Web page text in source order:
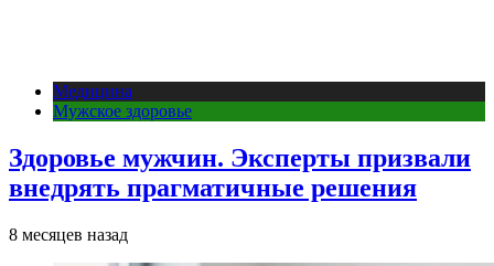
Медицина
Мужское здоровье
Здоровье мужчин. Эксперты призвали
внедрять прагматичные решения
8 месяцев назад